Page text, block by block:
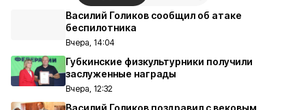
Василий Голиков сообщил об атаке
беспилотника
Вчера, 14:04
Губкинские физкультурники получили
заслуженные награды
Вчера, 12:32
Василий Голиков поздравил с вековым